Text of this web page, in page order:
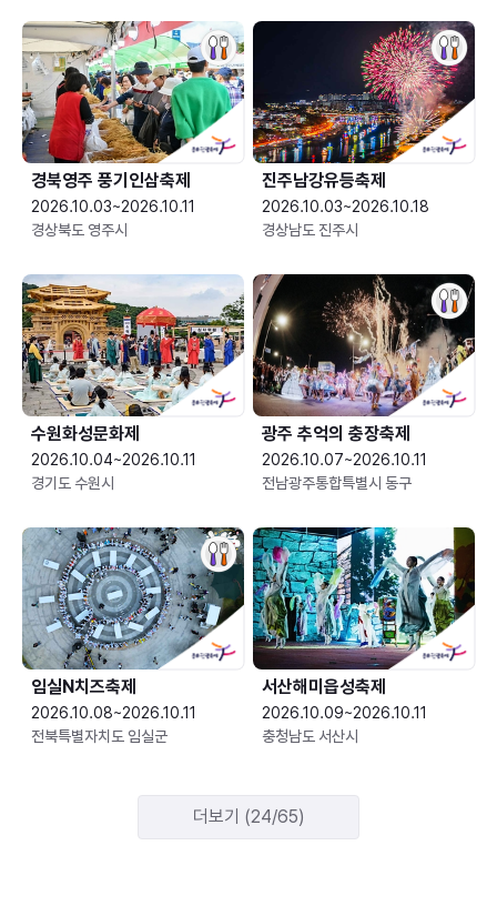
경북영주 풍기인삼축제
2026.10.03~2026.10.11
경상북도 영주시
진주남강유등축제
2026.10.03~2026.10.18
경상남도 진주시
수원화성문화제
2026.10.04~2026.10.11
경기도 수원시
광주 추억의 충장축제
2026.10.07~2026.10.11
전남광주통합특별시 동구
임실N치즈축제
2026.10.08~2026.10.11
전북특별자치도 임실군
서산해미읍성축제
2026.10.09~2026.10.11
충청남도 서산시
더보기 (24/65)